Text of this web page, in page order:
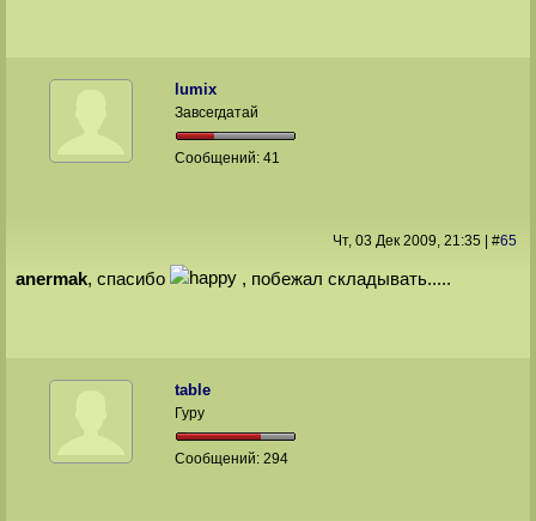
lumix
Завсегдатай
Сообщений:41
Чт, 03 Дек 2009, 21:35 #65
anermak, спасибо , побежал складывать.....
table
Гуру
Сообщений:294